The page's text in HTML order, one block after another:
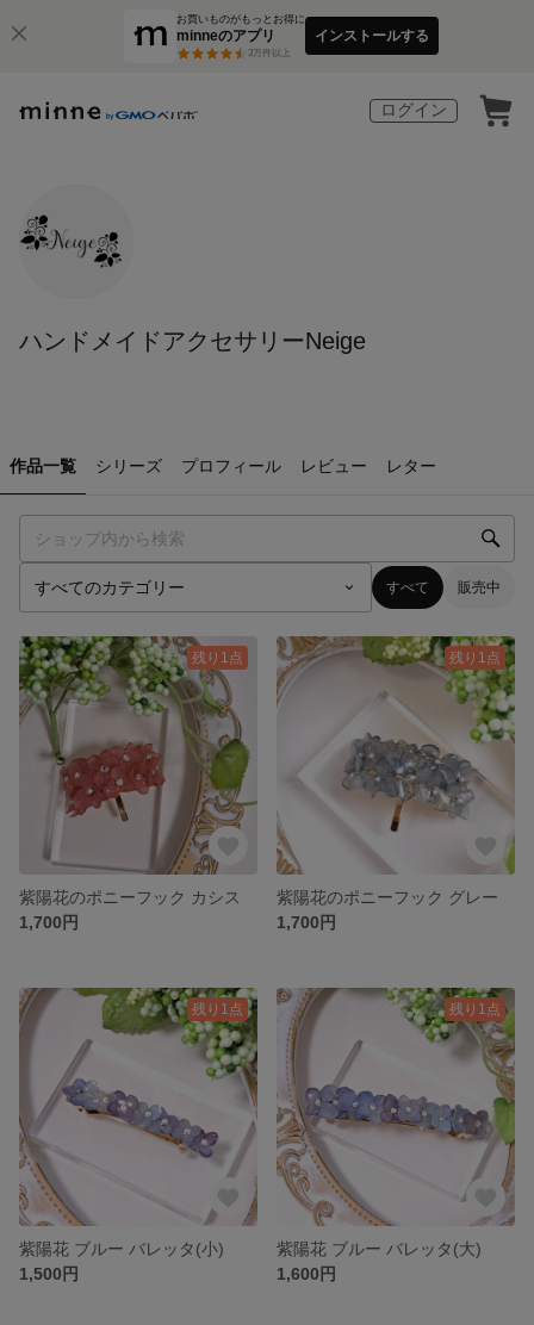
お買いものがもっとお得に
minneのアプリ
3万件以上
インストールする
ログイン
ハンドメイドアクセサリーNeige
作品一覧 シリーズ プロフィール レビュー レター
すべて 販売中
残り1点
紫陽花のポニーフック カシス
1,700円
残り1点
紫陽花のポニーフック グレー
1,700円
残り1点
紫陽花 ブルー バレッタ(小)
1,500円
残り1点
紫陽花 ブルー バレッタ(大)
1,600円